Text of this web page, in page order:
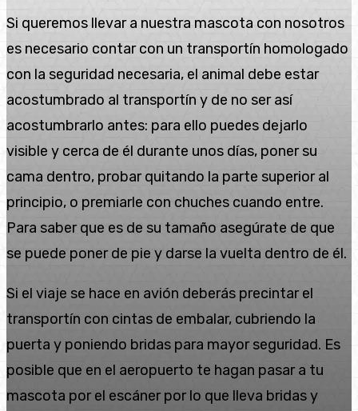
Si queremos llevar a nuestra mascota con nosotros
es necesario contar con un transportín homologado
con la seguridad necesaria, el animal debe estar
acostumbrado al transportín y de no ser así
acostumbrarlo antes: para ello puedes dejarlo
visible y cerca de él durante unos días, poner su
cama dentro, probar quitando la parte superior al
principio, o premiarle con chuches cuando entre.
Para saber que es de su tamaño asegúrate de que
se puede poner de pie y darse la vuelta dentro de él.
Si el viaje se hace en avión deberás precintar el
transportín con cintas de embalar, cubriendo la
puerta y poniendo bridas para mayor seguridad. Es
posible que en el aeropuerto te hagan pasar a tu
mascota por el escáner por lo que lleva bridas y